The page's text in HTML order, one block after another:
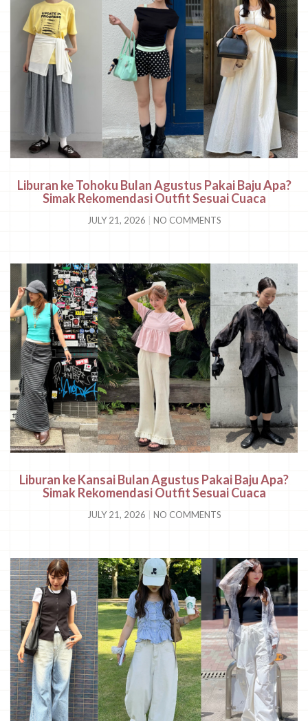
Liburan ke Tohoku Bulan Agustus Pakai Baju Apa?
Simak Rekomendasi Outfit Sesuai Cuaca
JULY 21, 2026 NO COMMENTS
Liburan ke Kansai Bulan Agustus Pakai Baju Apa?
Simak Rekomendasi Outfit Sesuai Cuaca
JULY 21, 2026 NO COMMENTS